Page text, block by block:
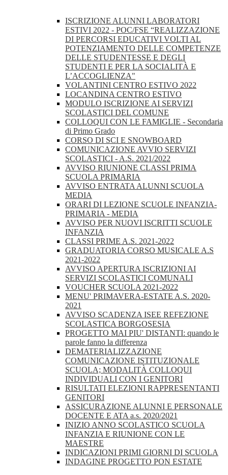
ISCRIZIONE ALUNNI LABORATORI
ESTIVI 2022 - POC/FSE “REALIZZAZIONE
DI PERCORSI EDUCATIVI VOLTI AL
POTENZIAMENTO DELLE COMPETENZE
DELLE STUDENTESSE E DEGLI
STUDENTI E PER LA SOCIALITÀ E
L’ACCOGLIENZA"
VOLANTINI CENTRO ESTIVO 2022
LOCANDINA CENTRO ESTIVO
MODULO ISCRIZIONE AI SERVIZI
SCOLASTICI DEL COMUNE
COLLOQUI CON LE FAMIGLIE - Secondaria
di Primo Grado
CORSO DI SCI E SNOWBOARD
COMUNICAZIONE AVVIO SERVIZI
SCOLASTICI - A.S. 2021/2022
AVVISO RIUNIONE CLASSI PRIMA
SCUOLA PRIMARIA
AVVISO ENTRATA ALUNNI SCUOLA
MEDIA
ORARI DI LEZIONE SCUOLE INFANZIA-
PRIMARIA - MEDIA
AVVISO PER NUOVI ISCRITTI SCUOLE
INFANZIA
CLASSI PRIME A.S. 2021-2022
GRADUATORIA CORSO MUSICALE A.S
2021-2022
AVVISO APERTURA ISCRIZIONI AI
SERVIZI SCOLASTICI COMUNALI
VOUCHER SCUOLA 2021-2022
MENU' PRIMAVERA-ESTATE A.S. 2020-
2021
AVVISO SCADENZA ISEE REFEZIONE
SCOLASTICA BORGOSESIA
PROGETTO MAI PIU' DISTANTI: quando le
parole fanno la differenza
DEMATERIALIZZAZIONE
COMUNICAZIONE ISTITUZIONALE
SCUOLA; MODALITÀ COLLOQUI
INDIVIDUALI CON I GENITORI
RISULTATI ELEZIONI RAPPRESENTANTI
GENITORI
ASSICURAZIONE ALUNNI E PERSONALE
DOCENTE E ATA a.s. 2020/2021
INIZIO ANNO SCOLASTICO SCUOLA
INFANZIA E RIUNIONE CON LE
MAESTRE
INDICAZIONI PRIMI GIORNI DI SCUOLA
INDAGINE PROGETTO PON ESTATE